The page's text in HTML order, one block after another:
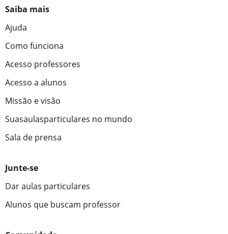
Saiba mais
Ajuda
Como funciona
Acesso professores
Acesso a alunos
Missão e visão
Suasaulasparticulares no mundo
Sala de prensa
Junte-se
Dar aulas particulares
Alunos que buscam professor